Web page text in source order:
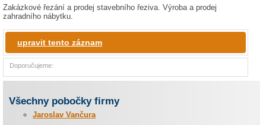
Zakázkové řezání a prodej stavebního řeziva. Výroba a prodej
zahradního nábytku.
upravit tento záznam
Doporučujeme:
Všechny pobočky firmy
Jaroslav Vančura